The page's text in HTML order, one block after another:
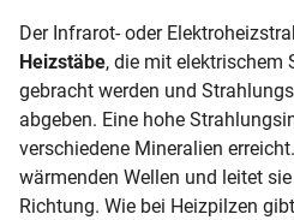
Der Infrarot- oder
Heizstäbe, die mit elektrischem
gebracht werden und
abgeben. Eine hohe
verschiedene Mineralien
wärmenden Wellen und leitet
Richtung. Wie bei Heizpilzen